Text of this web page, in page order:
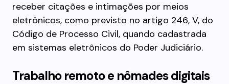
receber citações e intimações por meios
eletrônicos, como previsto no artigo 246, V, do
Código de Processo Civil, quando cadastrada
em sistemas eletrônicos do Poder Judiciário.
Trabalho remoto e nômades digitais